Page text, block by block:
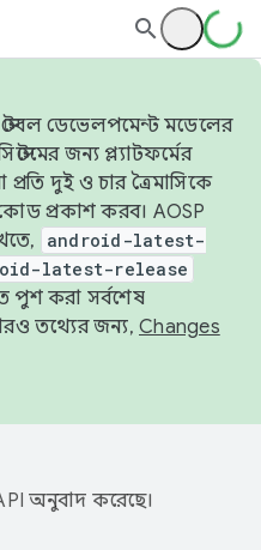
ডেভেলপমেন্ট মডেলের
জন্য প্ল্যাটফর্মের
দুই ও চার ত্রৈমাসিকে
প্রকাশ করব। AOSP
android-latest-
latest-release
তে পুশ করা সর্বশেষ
তথ্যের জন্য, Changes
অনুবাদ করেছে।